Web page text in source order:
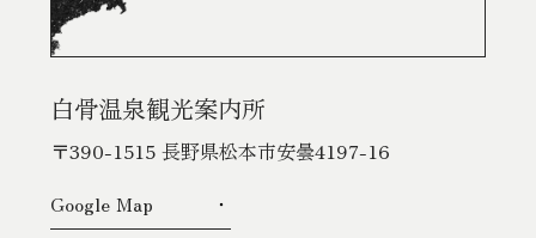
白骨温泉観光案内所
〒390-1515 長野県松本市安曇4197-16
Google Map